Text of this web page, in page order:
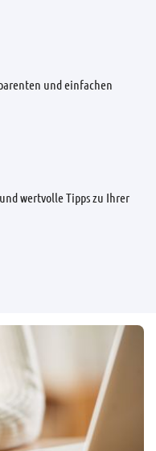
und einfachen
wertvolle Tipps zu Ihrer